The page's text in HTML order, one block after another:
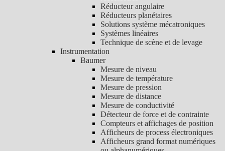
Réducteur angulaire
Réducteurs planétaires
Solutions système mécatroniques
Systèmes linéaires
Technique de scène et de levage
Instrumentation
Baumer
Mesure de niveau
Mesure de température
Mesure de pression
Mesure de distance
Mesure de conductivité
Détecteur de force et de contrainte
Compteurs et affichages de position
Afficheurs de process électroniques
Afficheurs grand format numériques